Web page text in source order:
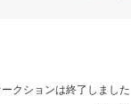
ークションは終了しました